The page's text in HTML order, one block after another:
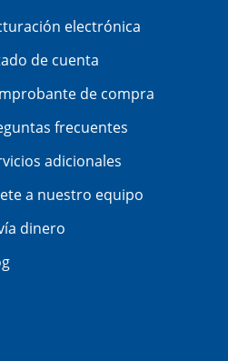
electrónica
de cuenta
de compra
frecuentes
adicionales
a nuestro equipo
dinero